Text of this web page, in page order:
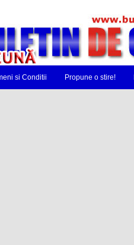
si Conditii Propune o stire!